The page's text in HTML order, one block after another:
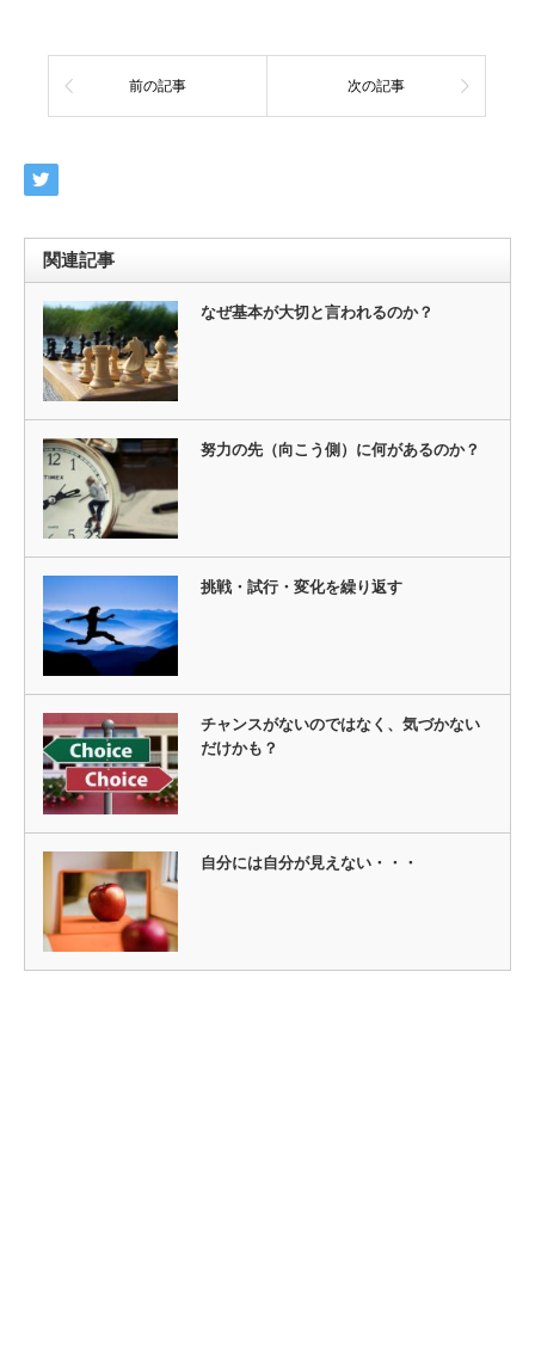
前の記事 次の記事
関連記事
なぜ基本が大切と言われるのか？
努力の先（向こう側）に何があるのか？
挑戦・試行・変化を繰り返す
チャンスがないのではなく、気づかない
だけかも？
自分には自分が見えない・・・